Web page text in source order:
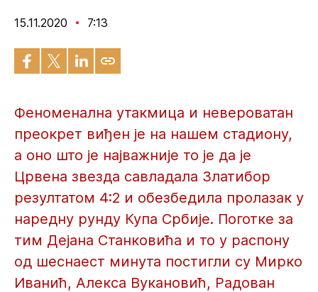
15.11.2020 7:13
Феноменална утакмица и невероватан
преокрет виђен је на нашем стадиону,
а оно што је најважније то је да је
Црвена звезда савладала Златибор
резултатом 4:2 и обезбедила пролазак у
наредну рунду Купа Србије. Поготке за
тим Дејана Станковића и то у распону
од шеснаест минута постигли су Мирко
Иванић, Алекса Вукановић, Радован